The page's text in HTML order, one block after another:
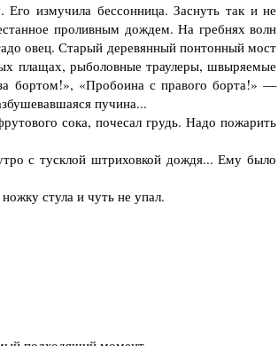
измучила бессонница. Заснуть так и не
проливным дождем. На гребнях волн
овец. Старый деревянный понтонный мост
плащах, рыболовные траулеры, швыряемые
бортом!», «Пробоина с правого борта!» —
пучина...
сока, почесал грудь. Надо пожарить
с тусклой штриховкой дождя... Ему было
стула и чуть не упал.